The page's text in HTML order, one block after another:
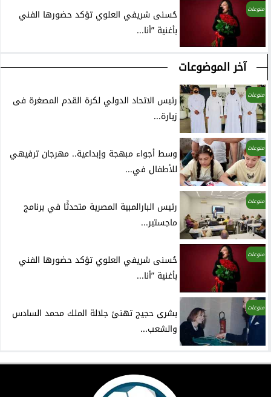
منوعات
حُسنى شريفي العلوي تؤكد حضورها الفني
بأغنية ”أنا...
آخر الموضوعات
منوعات
رئيس الاتحاد الدولي لكرة القدم المصغرة فى
زيارة...
منوعات
وسط أجواء مبهجة وإبداعية.. مهرجان ترفيهي
للأطفال في...
منوعات
رئيس البارالمبية المصرية متحدثًا في برنامج
ماجستير...
منوعات
حُسنى شريفي العلوي تؤكد حضورها الفني
بأغنية ”أنا...
منوعات
بشرى حجيج تهنئ جلالة الملك محمد السادس
والشعب...